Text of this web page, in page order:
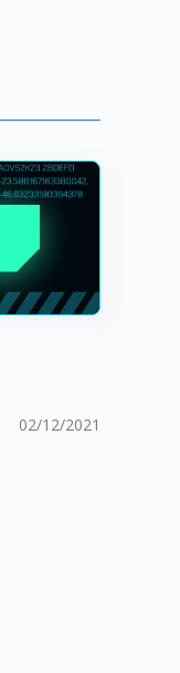
02/12/2021